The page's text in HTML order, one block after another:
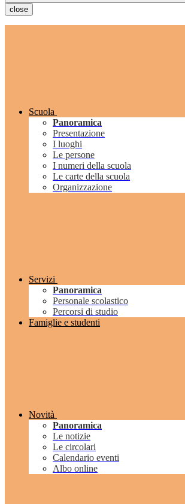
close
Scuola
Panoramica
Presentazione
I luoghi
Le persone
I numeri della scuola
Le carte della scuola
Organizzazione
Servizi
Panoramica
Personale scolastico
Percorsi di studio
Famiglie e studenti
Novità
Panoramica
Le notizie
Le circolari
Calendario eventi
Albo online